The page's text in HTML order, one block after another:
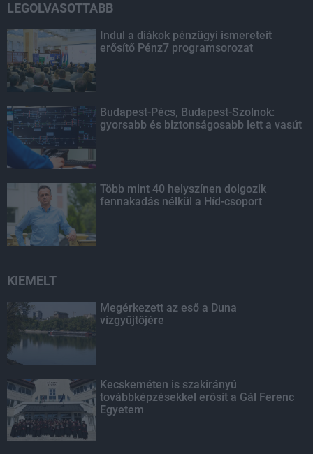
LEGOLVASOTTABB
Indul a diákok pénzügyi ismereteit
erősítő Pénz7 programsorozat
Budapest-Pécs, Budapest-Szolnok:
gyorsabb és biztonságosabb lett a vasút
Több mint 40 helyszínen dolgozik
fennakadás nélkül a Híd-csoport
KIEMELT
Megérkezett az eső a Duna
vízgyűjtőjére
Kecskeméten is szakirányú
továbbképzésekkel erősít a Gál Ferenc
Egyetem